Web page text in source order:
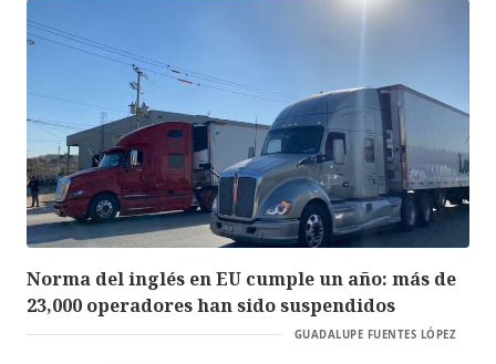
Norma del inglés en EU cumple un año: más de
23,000 operadores han sido suspendidos
GUADALUPE FUENTES LÓPEZ